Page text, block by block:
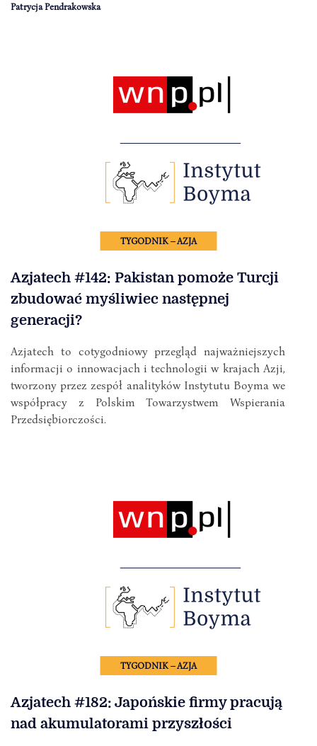
Patrycja Pendrakowska
TYGODNIK – AZJA
Azjatech #142: Pakistan pomoże Turcji
zbudować myśliwiec następnej
generacji?
Azjatech to cotygodniowy przegląd najważniejszych
informacji o innowacjach i technologii w krajach Azji,
tworzony przez zespół analityków Instytutu Boyma we
współpracy z Polskim Towarzystwem Wspierania
Przedsiębiorczości.
TYGODNIK – AZJA
Azjatech #182: Japońskie firmy pracują
nad akumulatorami przyszłości